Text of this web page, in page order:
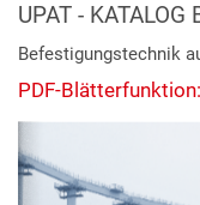
UPAT - KATALOG
Befestigungstechnik
PDF-Blätterfunktion: